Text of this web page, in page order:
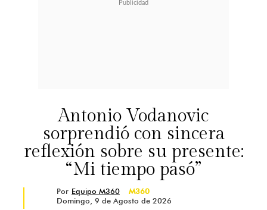
Antonio Vodanovic
sorprendió con sincera
reflexión sobre su presente:
“Mi tiempo pasó”
Por Equipo M360
M360
Domingo, 9 de Agosto de 2026